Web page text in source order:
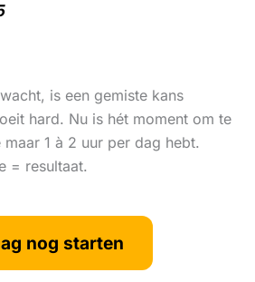
is een gemiste kans
hard. Nu is hét moment om te
1 à 2 uur per dag hebt.
= resultaat.
nog starten